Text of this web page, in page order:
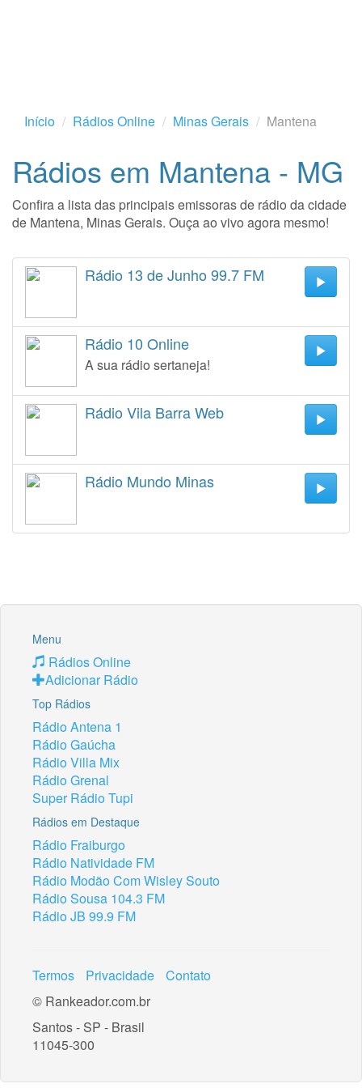
Início Rádios Online Minas Gerais Mantena
Rádios em Mantena - MG
Confira a lista das principais emissoras de rádio da cidade
de Mantena, Minas Gerais. Ouça ao vivo agora mesmo!
Rádio 13 de Junho 99.7 FM
Rádio 10 Online
A sua rádio sertaneja!
Rádio Vila Barra Web
Rádio Mundo Minas
Menu
Rádios Online
Adicionar Rádio
Top Rádios
Rádio Antena 1
Rádio Gaúcha
Rádio Villa Mix
Rádio Grenal
Super Rádio Tupi
Rádios em Destaque
Rádio Fraiburgo
Rádio Natividade FM
Rádio Modão Com Wisley Souto
Rádio Sousa 104.3 FM
Rádio JB 99.9 FM
Termos Privacidade
Contato
© Rankeador.com.br
Santos - SP - Brasil
11045-300